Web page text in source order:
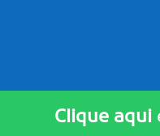
Clique aqui